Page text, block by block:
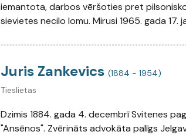
iemantota, darbos vēršoties pret
sievietes necilo lomu. Mirusi 1965. gada 17.
Juris Zankevics (1884 - 1954)
Tieslietas
Dzimis 1884. gada 4. decembrī Svitenes
"Ansēnos". Zvērināts advokāta palīgs